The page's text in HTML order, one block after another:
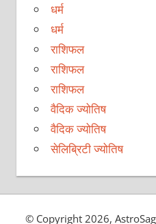
धर्म
धर्म
राशिफल
राशिफल
राशिफल
वैदिक ज्योतिष
वैदिक ज्योतिष
सेलिब्रिटी ज्योतिष
© Copyright 2026,